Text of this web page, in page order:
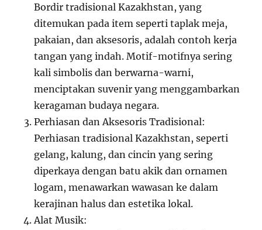
Bordir tradisional Kazakhstan, yang
ditemukan pada item seperti taplak meja,
pakaian, dan aksesoris, adalah contoh kerja
tangan yang indah. Motif-motifnya sering
kali simbolis dan berwarna-warni,
menciptakan suvenir yang menggambarkan
keragaman budaya negara.
Perhiasan dan Aksesoris Tradisional:
Perhiasan tradisional Kazakhstan, seperti
gelang, kalung, dan cincin yang sering
diperkaya dengan batu akik dan ornamen
logam, menawarkan wawasan ke dalam
kerajinan halus dan estetika lokal.
Alat Musik: